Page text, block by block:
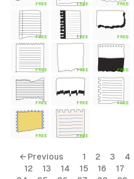
Style)
FREE FREE FREE
FREE FREE FREE
FREE FREE FREE
FREE FREE FREE
FREE FREE
← Previous 1 2 3 4
12
13 14 15 16 17